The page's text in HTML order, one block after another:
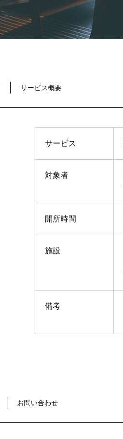
サービス概要
サービス
対象者
開所時間
施設
備考
お問い合わせ